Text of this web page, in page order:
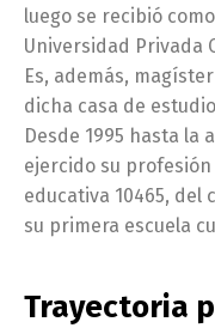
luego se recibió
Universidad Privada
Es, además,
dicha casa de
Desde 1995 hasta la
ejercido su
educativa 10465, del
su primera escuela
Trayectoria